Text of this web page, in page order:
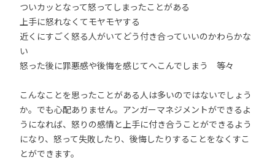
ついカッとなって怒ってしまったことがある
上手に怒れなくてモヤモヤする
近くにすごく怒る人がいてどう付き合っていいのかわらかな
い
怒った後に罪悪感や後悔を感じてへこんでしまう 等々
こんなことを思ったことがある人は多いのではないでしょう
か。でも心配ありません。アンガーマネジメントができるよ
うになれば、怒りの感情と上手に付き合うことができるよう
になり、怒って失敗したり、後悔したりすることをなくすこ
とができます。